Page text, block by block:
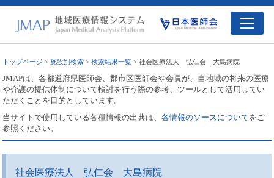
トップページ >施設別検索 >検索結果一覧 > 社会医療法人 弘仁会 大島病院
JMAPは、各都道府県医師会、郡市区医師会や会員が、自地域の将来の医療
や介護の提供体制について検討を行う際の参考、ツールとして活用してい
ただくことを目的としています。
当サイトで使用している各種情報の出典は、各情報のソースについてをご
参照ください。
社会医療法人 弘仁会 大島病院